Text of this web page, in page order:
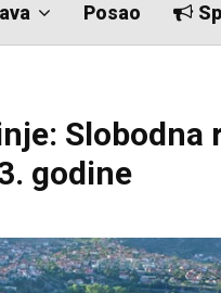
Posao
Slobodna
godine